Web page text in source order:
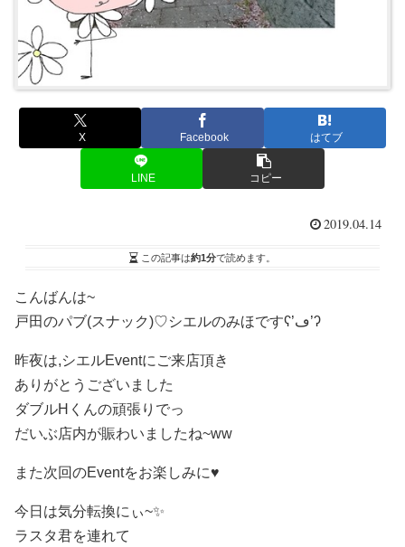
X Facebook はてブ
LINE コピー
2019.04.14
この記事は約1分で読めます。
こんばんは~
戸田のパブ(スナック)♡ シエルのみほですʕ’ڡ’ʔ
昨夜は,シエルEventにご来店頂き
ありがとうございました
ダブルHくんの頑張りでっ
だいぶ店内が賑わいましたね~ww
また次回のEventをお楽しみに♥️
今日は気分転換にぃ~✨
ラスタ君を連れて